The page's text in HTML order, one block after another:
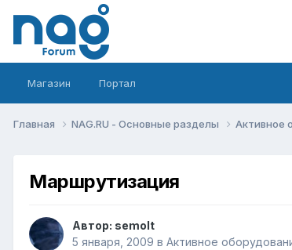
Магазин Портал
Главная NAG.RU - Основные разделы Активное
Маршрутизация
Автор: semolt
5 января, 2009 в Активное